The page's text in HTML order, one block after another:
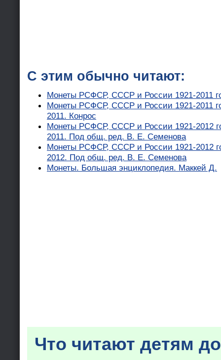
С этим обычно читают:
Монеты РСФСР, СССР и России 1921-2011
Монеты РСФСР, СССР и России 1921-2011
2011. Конрос
Монеты РСФСР, СССР и России 1921-2012
2011. Под общ. ред. В. Е. Семенова
Монеты РСФСР, СССР и России 1921-2012
2012. Под общ. ред. В. Е. Семенова
Монеты. Большая энциклопедия. Маккей Д.
Что читают детям